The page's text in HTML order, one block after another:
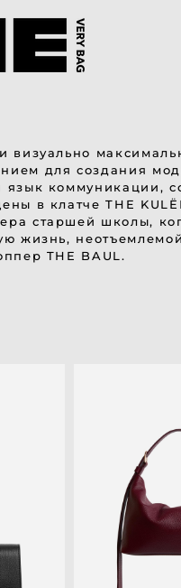
визуально
для создания
коммуникации,
в клатче THE
старшей школы,
жизнь,
THE BAUL.